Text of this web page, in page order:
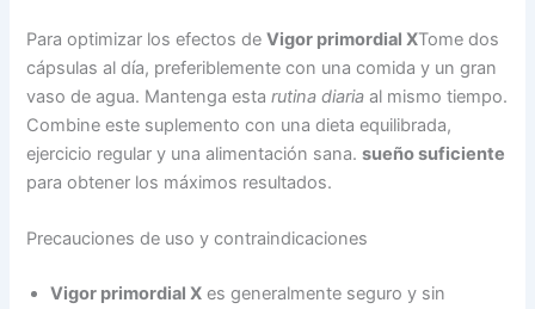
Para optimizar los efectos deVigor primordial XTome dos
cápsulas al día, preferiblemente con una comida y un gran
vaso de agua. Mantenga estarutina diaria al mismo tiempo.
Combine este suplemento con una dieta equilibrada,
ejercicio regular y una alimentación sana.sueño suficiente
para obtener los máximos resultados.
Precauciones de uso y contraindicaciones
Vigor primordial X es generalmente seguro y sin